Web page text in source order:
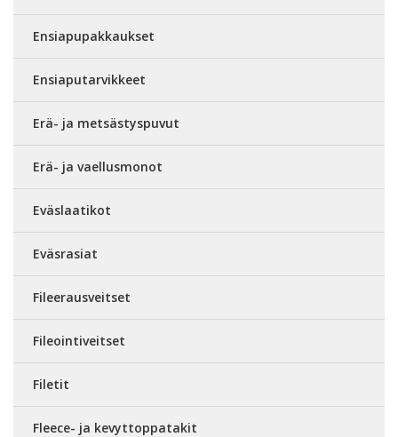
Ensiapupakkaukset
Ensiaputarvikkeet
Erä- ja metsästyspuvut
Erä- ja vaellusmonot
Eväslaatikot
Eväsrasiat
Fileerausveitset
Fileointiveitset
Filetit
Fleece- ja kevyttoppatakit